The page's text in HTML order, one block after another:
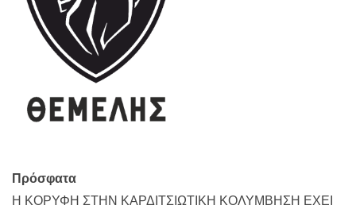
Πρόσφατα
Η ΚΟΡΥΦΗ ΣΤΗΝ ΚΑΡΔΙΤΣΙΩΤΙΚΗ ΚΟΛΥΜΒΗΣΗ ΕΧΕΙ